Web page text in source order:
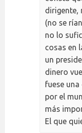
dirigente,
(no se
no lo
cosas en
un
dinero
fuese
por el
más
El que